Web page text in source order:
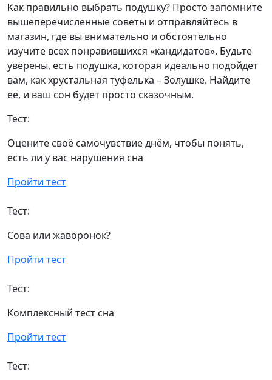
Как правильно выбрать подушку? Просто запомните
вышеперечисленные советы и отправляйтесь в
магазин, где вы внимательно и обстоятельно
изучите всех понравившихся «кандидатов». Будьте
уверены, есть подушка, которая идеально подойдет
вам, как хрустальная туфелька – Золушке. Найдите
ее, и ваш сон будет просто сказочным.
Тест:
Оцените своё самочувствие днём, чтобы понять,
есть ли у вас нарушения сна
Пройти тест
Тест:
Сова или жаворонок?
Пройти тест
Тест:
Комплексный тест сна
Пройти тест
Тест: